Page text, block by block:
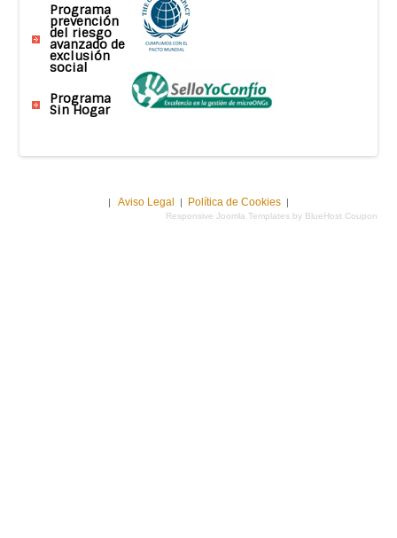
Responsive Joomla Templates by BlueHost Coupon
Programa
prevención
del riesgo
avanzado de
exclusión
social
Programa
Sin Hogar
Aviso Legal Política de Cookies